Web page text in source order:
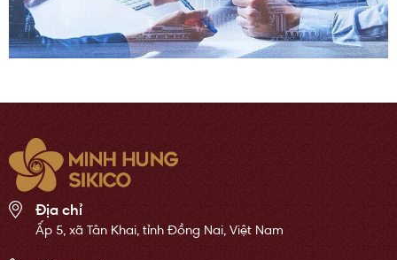
Địa chỉ
Ấp 5, xã Tân Khai, tỉnh Đồng Nai, Việt Nam